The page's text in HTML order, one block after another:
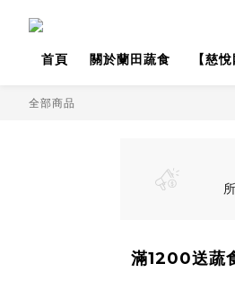
首頁 關於蘭田蔬食 【慈
全部商品
滿1200送蔬